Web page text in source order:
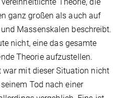
ganz großen als auch auf
Massenskalen beschreibt.
nicht, eine das gesamte
Theorie aufzustellen.
war mit dieser Situation nicht
Tod nach einer